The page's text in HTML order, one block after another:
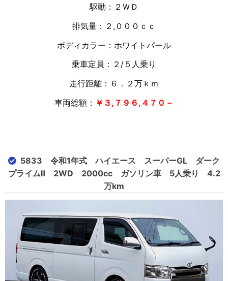
駆動：２ＷＤ
排気量：２,０００ｃｃ
ボディカラー：ホワイトパール
乗車定員：２/５人乗り
走行距離：６．２万 ｋｍ
車両総額： ￥３,７９６,４７０－
5833 令和1年式 ハイエース スーパーGL ダーク
プライムⅡ 2WD 2000cc ガソリン車 5人乗り 4.2
万km